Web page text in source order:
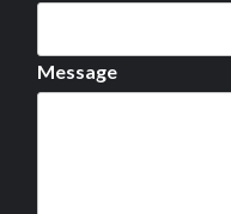
Message